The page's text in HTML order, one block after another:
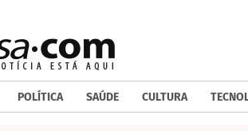
POLÍTICA SAÚDE CULTURA